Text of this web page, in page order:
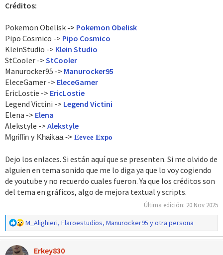
Créditos:
Pokemon Obelisk -> Pokemon Obelisk
Pipo Cosmico -> Pipo Cosmico
KleinStudio -> Klein Studio
StCooler -> StCooler
Manurocker95 -> Manurocker95
EleceGamer -> EleceGamer
EricLostie -> EricLostie
Legend Victini -> Legend Victini
Elena -> Elena
Alekstyle -> Alekstyle
Mgriffin y Khaikaa -> Eevee Expo
Dejo los enlaces. Si están aquí que se presenten. Si me olvido de
alguien en tema sonido que me lo diga ya que lo voy cogiendo
de youtube y no recuerdo cuales fueron. Ya que los créditos son
del tema en gráficos, algo de mejora textual y scripts.
Última edición: 20 Nov 2025
R
e
a
c
M_Alighieri, Flaroestudios, Manurocker95 y otra persona
Erkey830